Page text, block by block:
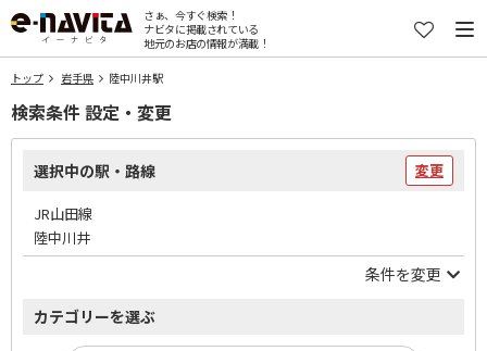
さぁ、今すぐ検索！
ナビタに掲載されている
地元のお店の情報が満載！
トップ 岩手県 陸中川井駅
検索条件 設定・変更
選択中の駅・路線 変更
JR山田線
陸中川井
条件を変更
カテゴリーを選ぶ